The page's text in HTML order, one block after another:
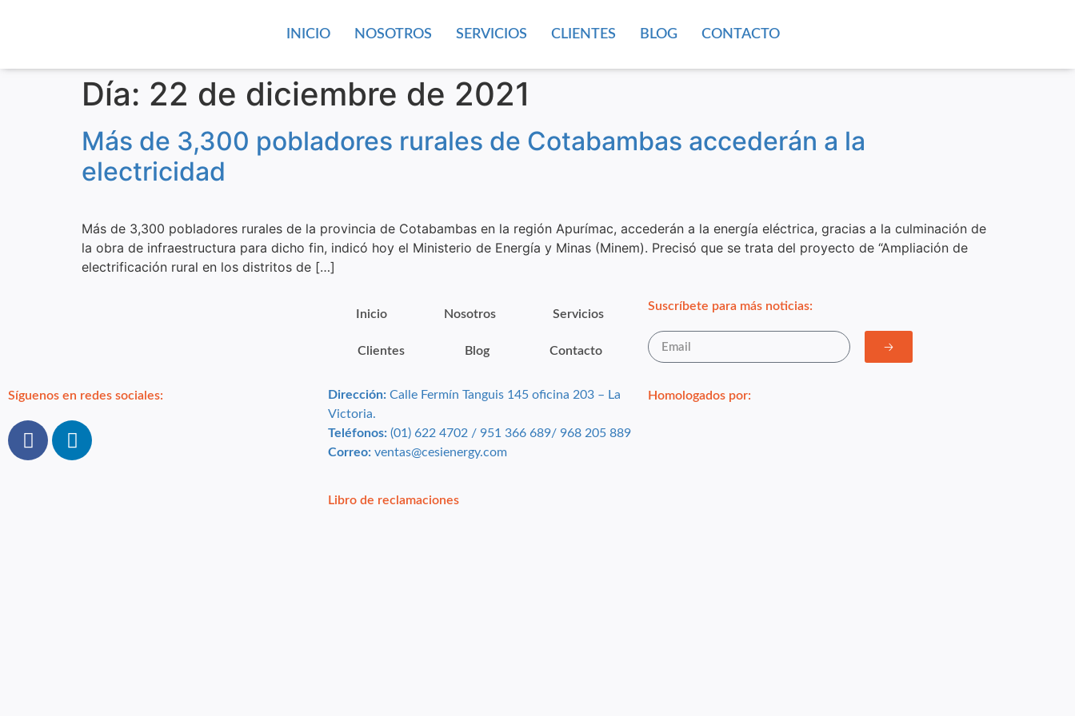
INICIO NOSOTROS SERVICIOS CLIENTES BLOG CONTACTO
Día: 22 de diciembre de 2021
Más de 3,300 pobladores rurales de Cotabambas accederán a la
electricidad
Más de 3,300 pobladores rurales de la provincia de Cotabambas en la región Apurímac, accederán a la energía eléctrica, gracias a la culminación de
la obra de infraestructura para dicho fin, indicó hoy el Ministerio de Energía y Minas (Minem). Precisó que se trata del proyecto de “Ampliación de
electrificación rural en los distritos de […]
Inicio Nosotros Servicios
Clientes Blog Contacto
Suscríbete para más noticias:
🡢
Síguenos en redes sociales: Dirección:Calle Fermín Tanguis 145 oficina 203 – La
Victoria.
Teléfonos:(01) 622 4702 / 951 366 689/ 968 205 889
Correo: ventas@cesienergy.com
Libro de reclamaciones
Homologados por: